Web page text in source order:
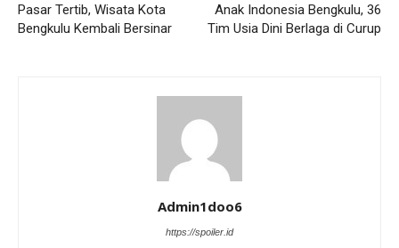
Pasar Tertib, Wisata Kota
Bengkulu Kembali Bersinar
Anak Indonesia Bengkulu, 36
Tim Usia Dini Berlaga di Curup
Admin1doo6
https://spoiler.id